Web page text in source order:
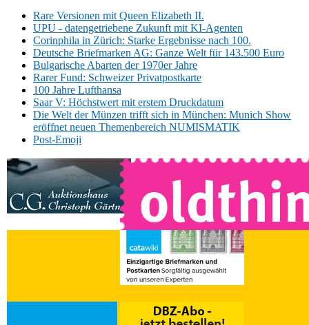
Rare Versionen mit Queen Elizabeth II.
UPU - datengetriebene Zukunft mit KI-Agenten
Corinphila in Zürich: Starke Ergebnisse nach 100.
Deutsche Briefmarken AG: Ganze Welt für 143.500 Euro
Bulgarische Abarten der 1970er Jahre
Rarer Fund: Schweizer Privatpostkarte
100 Jahre Lufthansa
Saar V: Höchstwert mit erstem Druckdatum
Die Welt der Münzen trifft sich in München: Munich Show
eröffnet neuen Themenbereich NUMISMATIK
Post-Emoji